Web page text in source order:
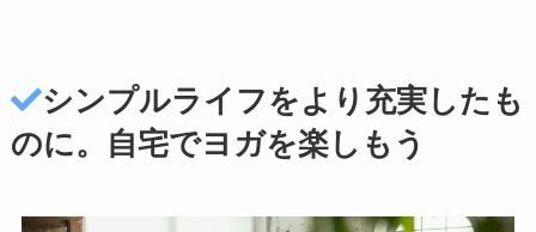
シンプルライフをより充実したも
のに。自宅でヨガを楽しもう